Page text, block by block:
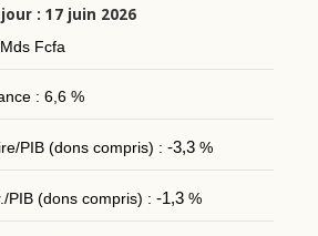
: 17 juin 2026
Fcfa
: 6,6 %
PIB (dons compris) : -3,3%
PIB (dons compris) : -1,3%